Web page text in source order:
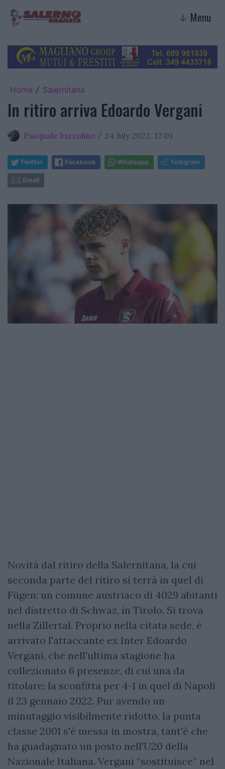
↓ Menu
Home / Salernitana
In ritiro arriva Edoardo Vergani
Pasquale Iuzzolino / 24 July 2022, 12:01
Twitter Facebook Whatsapp Telegram
Email
Novità dal ritiro della Salernitana, la cui
seconda parte del ritiro si terrà in quel di
Fügen: un comune austriaco di 4029 abitanti
nel distretto di Schwaz, in Tirolo. Si trova
nella Zillertal. Proprio nella citata sede, è
arrivato l'attaccante ex Inter Edoardo
Vergani, che nell'ultima stagione ha
collezionato 6 presenze, di cui una da
titolare: la sconfitta per 4-1 in quel di Napoli
il 23 gennaio 2022. Pur avendo un
minutaggio visibilmente ridotto, la punta
classe 2001 s'è messa in mostra, tant'è che
ha guadagnato un posto nell'U20 della
Nazionale Italiana. Vergani “sostituisce” nel